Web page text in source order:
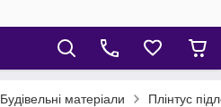
Будівельні матеріали Плінтус